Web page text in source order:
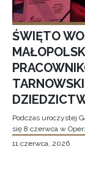
ŚWIĘTO
Podczas uroczystej
się 8 czerwca w
11 czerwca, 2026